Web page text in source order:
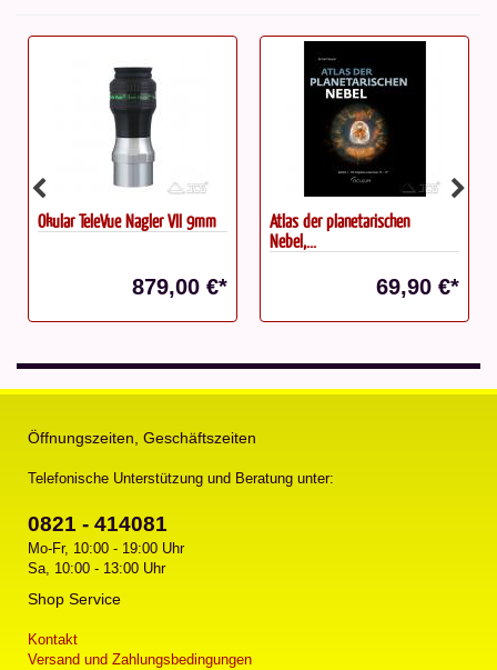
Okular TeleVue Nagler VII 9mm
879,00 €*
Atlas der planetarischen
Nebel,...
69,90 €*
Öffnungszeiten, Geschäftszeiten
Telefonische Unterstützung und Beratung unter:
0821 - 414081
Mo-Fr, 10:00 - 19:00 Uhr
Sa, 10:00 - 13:00 Uhr
Shop Service
Kontakt
Versand und Zahlungsbedingungen